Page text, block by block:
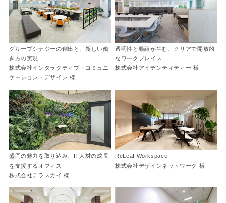
グループシナジーの創出と、新しい働
き方の実現
株式会社インタラクティブ・コミュニ
ケーション・デザイン 様
透明性と動線が生む、クリアで開放的
なワークプレイス
株式会社アイデンティティー 様
盛岡の魅力を取り込み、IT人材の成長
を支援するオフィス
株式会社テラスカイ 様
ReLeaf Workspace
株式会社デザインネットワーク 様